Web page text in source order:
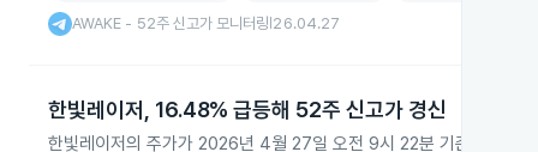
AWAKE - 52주 신고가 모니터링 26.04.27
한빛레이저, 16.48% 급등해 52주 신고가 경신
한빛레이저의 주가가 2026년 4월 27일 오전 9시 22분 기준 전일보